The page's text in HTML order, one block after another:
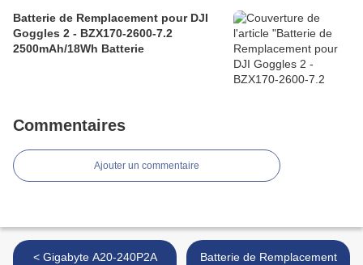
Batterie de Remplacement pour DJI
Goggles 2 - BZX170-2600-7.2
2500mAh/18Wh Batterie
Commentaires
Ajouter un commentaire
< Gigabyte A20-240P2A
Batterie de Remplacement